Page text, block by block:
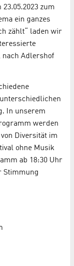
zum
ein ganzes
zählt“ laden wir
nach Adlershof
In unserem
werden
Diversität im
ohne Musik
ab 18:30 Uhr
Stimmung